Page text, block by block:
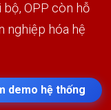
OPP còn hỗ
nghiệp hóa hệ
demo hệ thống